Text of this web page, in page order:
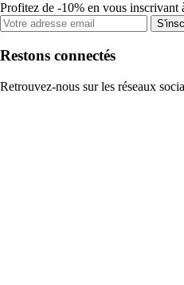
Profitez de -10% en vous inscrivant
Restons connectés
Retrouvez-nous sur les réseaux